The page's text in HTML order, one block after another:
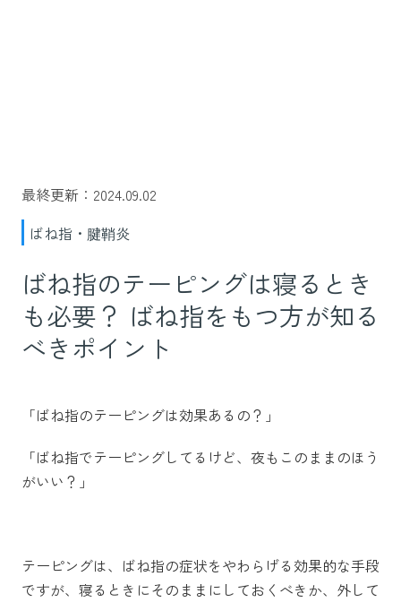
最終更新：2024.09.02
ばね指・腱鞘炎
ばね指のテーピングは寝るとき
も必要？ ばね指をもつ方が知る
べきポイント
「ばね指のテーピングは効果あるの？」
「ばね指でテーピングしてるけど、夜もこのままのほう
がいい？」
テーピングは、ばね指の症状をやわらげる効果的な手段
ですが、寝るときにそのままにしておくべきか、外して